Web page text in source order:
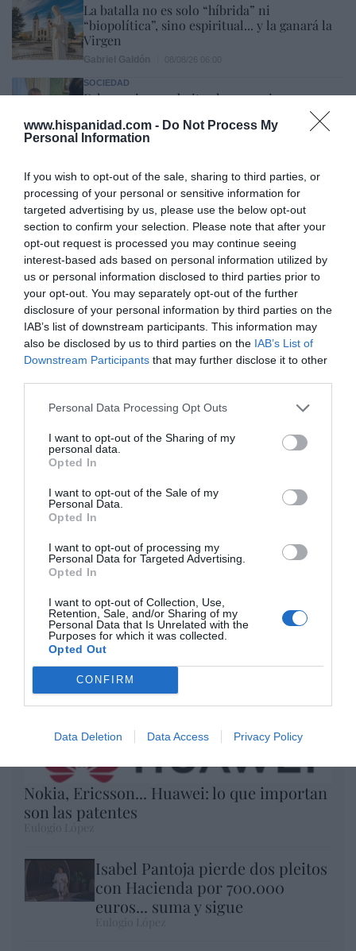
www.hispanidad.com - Do Not Process My
Personal Information
If you wish to opt-out of the sale, sharing to third parties, or
processing of your personal or sensitive information for
targeted advertising by us, please use the below opt-out
section to confirm your selection. Please note that after your
opt-out request is processed you may continue seeing
interest-based ads based on personal information utilized by
us or personal information disclosed to third parties prior to
your opt-out. You may separately opt-out of the further
disclosure of your personal information by third parties on the
IAB’s list of downstream participants. This information may
also be disclosed by us to third parties on the IAB’s List of
Downstream Participants that may further disclose it to other
Personal Data Processing Opt Outs
I want to opt-out of the Sharing of my
personal data.
Opted In
I want to opt-out of the Sale of my
Personal Data.
Opted In
I want to opt-out of processing my
Personal Data for Targeted Advertising.
Opted In
I want to opt-out of Collection, Use,
Retention, Sale, and/or Sharing of my
Personal Data that Is Unrelated with the
Purposes for which it was collected.
Opted Out
CONFIRM
Data Deletion Data Access Privacy Policy
La batalla no es solo “híbrida” ni
“biopolítica”, sino espiritual... y la ganará la
Virgen
SOCIEDAD
Eslovaquia no admite el gaymonio...
bendecido en otros miembros de la Unión
Europea
Marcelo Gullo: “El trabajo de desmitificar la
historia, de poner la verdadera, de
desmontar la falsificación, es un trabajo
cristiano"
por Hispanidad
Artículos anteriores
DIARIO DE LA CORRUPCIÓN SANCHISTA
Oír se manifiesta delante de La Mareta:
“Pedro Sánchez es un criminal”
por Redacción
Enormes minucias
por Eulogio López
Nokia, Ericsson... Huawei: lo que importan
son las patentes
Isabel Pantoja pierde dos pleitos
con Hacienda por 700.000
euros... suma y sigue